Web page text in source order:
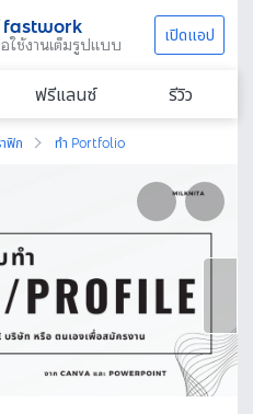
fastwork
ใช้งานเต็มรูปแบบ เปิดแอป
ฟรีแลนซ์ รีวิว
ฟิก ทำ Portfolio